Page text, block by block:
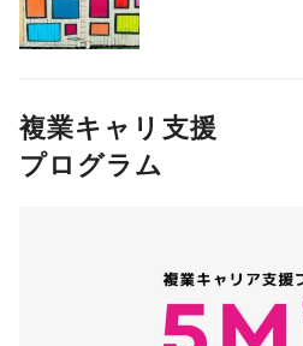
複業キャリ支援
プログラム